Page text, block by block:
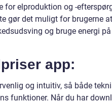
for elproduktion og -
gør det muligt for brugerne
og bruge energi
app:
og intuitiv, så både
funktioner. Når du har